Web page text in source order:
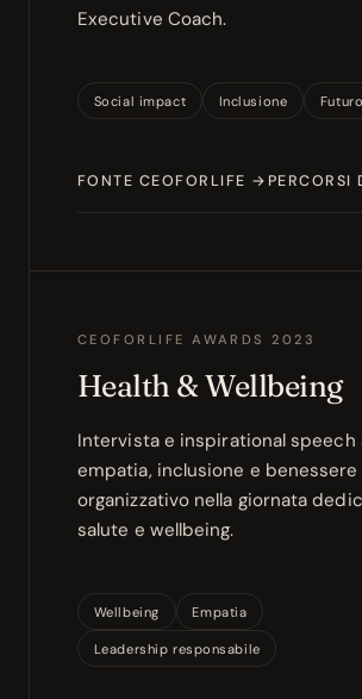
Executive Coach.
Social impact Inclusione
FONTE CEOFORLIFE →
CEOFORLIFE AWARDS 2023
Health & Wellbeing
Intervista e inspirational speech
empatia, inclusione e benessere
organizzativo nella giornata
salute e wellbeing.
Wellbeing Empatia
Leadership responsabile